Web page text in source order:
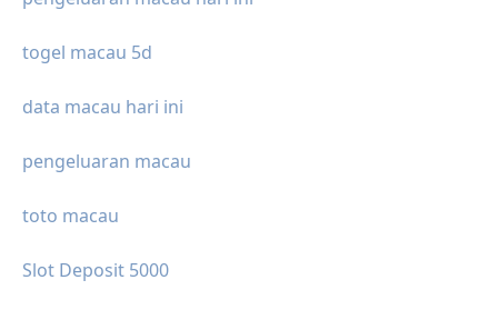
togel macau 5d
data macau hari ini
pengeluaran macau
toto macau
Slot Deposit 5000